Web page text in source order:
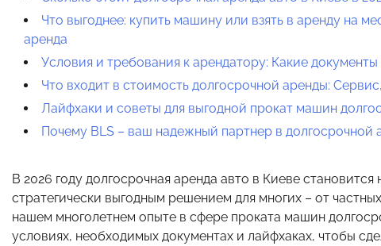
Что выгоднее: купить машину или взять в аренду на
аренда
Условия и требования к арендатору: Какие
Что входит в стоимость долгосрочной аренды:
Лайфхаки и советы для выгодной прокат машин
Почему BLS – ваш надежный партнер в долгосрочной
В 2026 году долгосрочная аренда авто в Киеве
стратегически выгодным решением для многих – от
нашем многолетнем опыте в сфере проката машин
условиях, необходимых документах и лайфхаках, чтобы